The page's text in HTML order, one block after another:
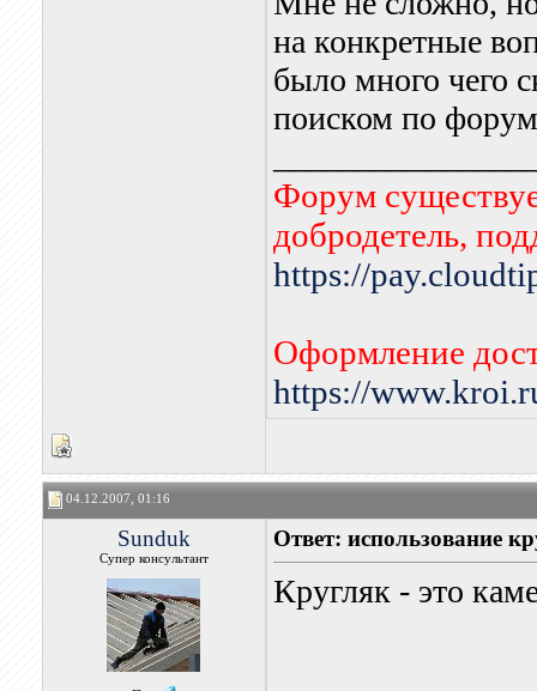
на конкретные
было много чего
поиском по
Форум
добродетель,
https://
Оформление
https://
04.12.2007, 01:16
Sunduk
Супер консультант
Ответ: использование
Кругляк - это